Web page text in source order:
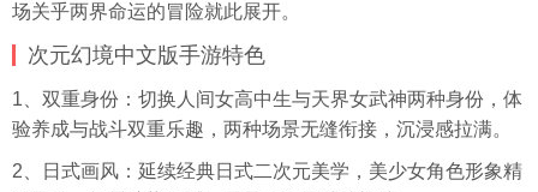
场关乎两界命运的冒险就此展开。
次元幻境中文版手游特色
1、双重身份：切换人间女高中生与天界女武神两种身份，体
验养成与战斗双重乐趣，两种场景无缝衔接，沉浸感拉满。
2、日式画风：延续经典日式二次元美学，美少女角色形象精